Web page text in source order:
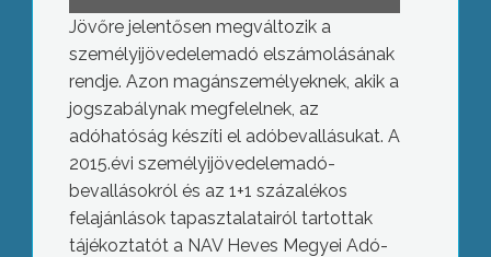
Jövőre jelentősen megváltozik a
személyijövedelemadó elszámolásának
rendje. Azon magánszemélyeknek, akik a
jogszabálynak megfelelnek, az
adóhatóság készíti el adóbevallásukat. A
2015.évi személyijövedelemadó-
bevallásokról és az 1+1 százalékos
felajánlások tapasztalatairól tartottak
tájékoztatót a NAV Heves Megyei Adó-